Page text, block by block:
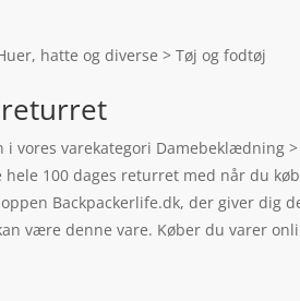
hatte og diverse > Tøj og fodtøj
returret
vores varekategori Damebeklædning
100 dages returret med når du
Backpackerlife.dk, der giver dig
være denne vare. Køber du varer